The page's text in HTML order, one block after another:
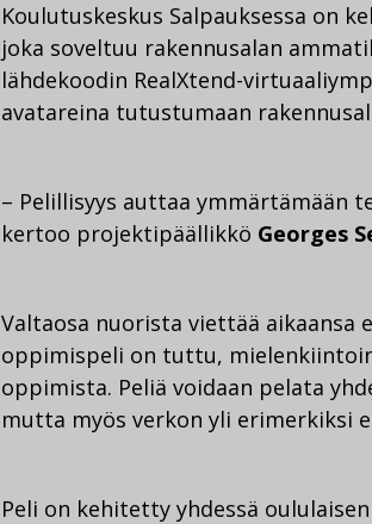
Koulutuskeskus Salpauksessa on
joka soveltuu rakennusalan
lähdekoodin RealXtend-
avatareina tutustumaan
– Pelillisyys auttaa ymmärtämään
kertoo projektipäällikkö Georges
Valtaosa nuorista viettää aikaansa
oppimispeli on tuttu,
oppimista. Peliä voidaan pelata
mutta myös verkon yli erimerkiksi
Peli on kehitetty yhdessä